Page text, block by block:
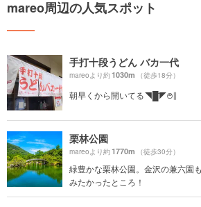
mareo周辺の人気スポット
手打十段うどん バカ一代
mareoより約1030m （徒歩18分）
朝早くから開いてる◥█̆̈◤࿉∥
栗林公園
mareoより約1770m （徒歩30分）
緑豊かな栗林公園。金沢の兼六園
みたかったところ！